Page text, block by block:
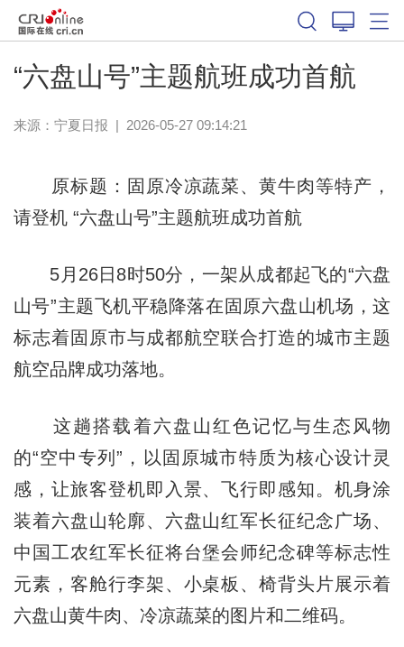
“六盘山号”主题航班成功首航
来源： 宁夏日报 | 2026-05-27 09:14:21
原标题：固原冷凉蔬菜、黄牛肉等特产，
请登机 “六盘山号”主题航班成功首航
5月26日8时50分，一架从成都起飞的“六盘
山号”主题飞机平稳降落在固原六盘山机场，这
标志着固原市与成都航空联合打造的城市主题
航空品牌成功落地。
这趟搭载着六盘山红色记忆与生态风物
的“空中专列”，以固原城市特质为核心设计灵
感，让旅客登机即入景、飞行即感知。机身涂
装着六盘山轮廓、六盘山红军长征纪念广场、
中国工农红军长征将台堡会师纪念碑等标志性
元素，客舱行李架、小桌板、椅背头片展示着
六盘山黄牛肉、冷凉蔬菜的图片和二维码。